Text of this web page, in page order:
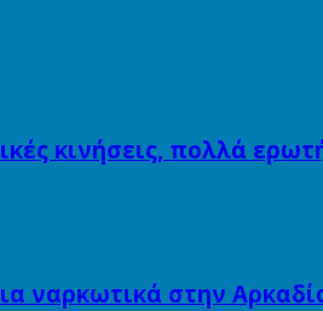
κινήσεις, πολλά
ναρκωτικά στην